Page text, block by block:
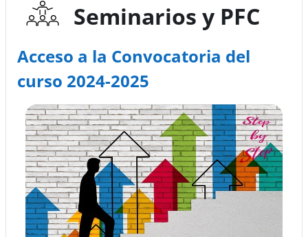
Seminarios y PFC
Acceso a la Convocatoria del
curso 2024-2025